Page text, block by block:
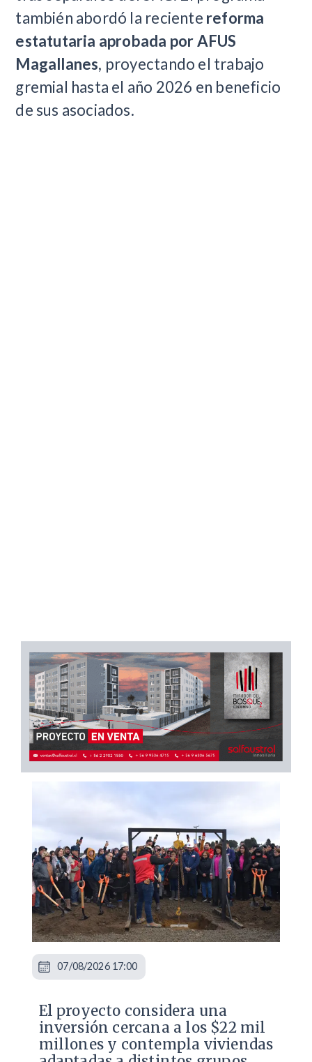
también abordó la reciente reforma
estatutaria aprobada por AFUS
Magallanes, proyectando el trabajo
gremial hasta el año 2026 en beneficio
de sus asociados.
El proyecto considera una
inversión cercana a los $22 mil
millones y contempla viviendas
07/08/2026 17:00